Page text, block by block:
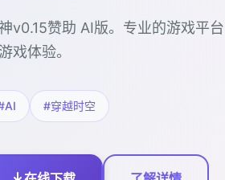
v0.15赞助 AI版。专业的游戏平
戏体验。
#穿越时空